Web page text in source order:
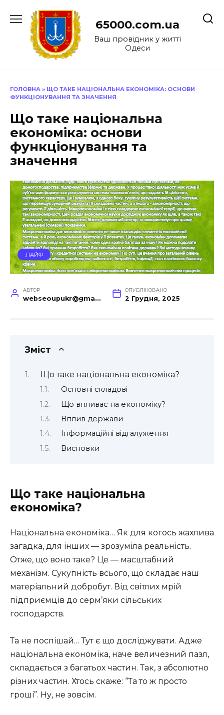
до
65000.com.ua
Ваш провідник у житті
Одеси
ГОЛОВНА » ЩО ТАКЕ НАЦІОНАЛЬНА ЕКОНОМІКА: ОСНОВИ
ФУНКЦІОНУВАННЯ ТА ЗНАЧЕННЯ
Що таке національна
економіка: основи
функціонування та
значення
ЛАЙФ
АВТОР
webseoupukr@gmail.com
ОПУБЛІКОВАНО
2 Грудня, 2025
Зміст
Що таке національна економіка?
Основні складові
Що впливає на економіку?
Вплив держави
Інформаційні відгалуження
Висновки
Що таке національна
економіка?
Національна економіка… Як для когось жахлива
загадка, для інших — зрозуміла реальність.
Отже, що воно таке? Це — масштабний
механізм. Сукупність всього, що складає наш
матеріальний добробут. Від світлих мрій
підприємців до серм’яки сільських
господарств.
Та не поспішай… Тут є що досліджувати. Адже
національна економіка, наче величезний пазл,
складається з багатьох частин. Так, з абсолютно
різних частин. Хтось скаже: “Та то ж просто
гроші”. Ну, не зовсім.